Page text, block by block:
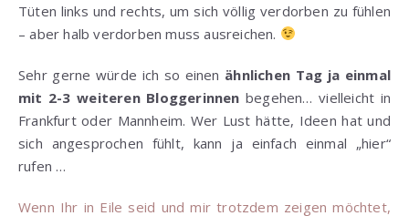
Tüten links und rechts, um sich völlig verdorben zu fühlen
– aber halb verdorben muss ausreichen.
Sehr gerne würde ich so einen ähnlichen Tag ja einmal
mit 2-3 weiteren Bloggerinnen begehen… vielleicht in
Frankfurt oder Mannheim. Wer Lust hätte, Ideen hat und
sich angesprochen fühlt, kann ja einfach einmal „hier“
rufen …
Wenn Ihr in Eile seid und mir trotzdem zeigen möchtet,